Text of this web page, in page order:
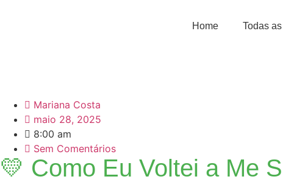
Home Todas
Mariana Costa
maio 28, 2025
8:00 am
Sem Comentários
💛 Como Eu Voltei a Me